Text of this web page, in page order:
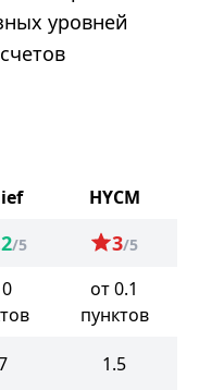
уровней
HYCM
/5 3/5
от 0.1
пунктов
1.5